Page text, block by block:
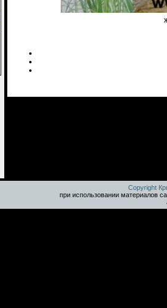
Copyright
при использовании материалов